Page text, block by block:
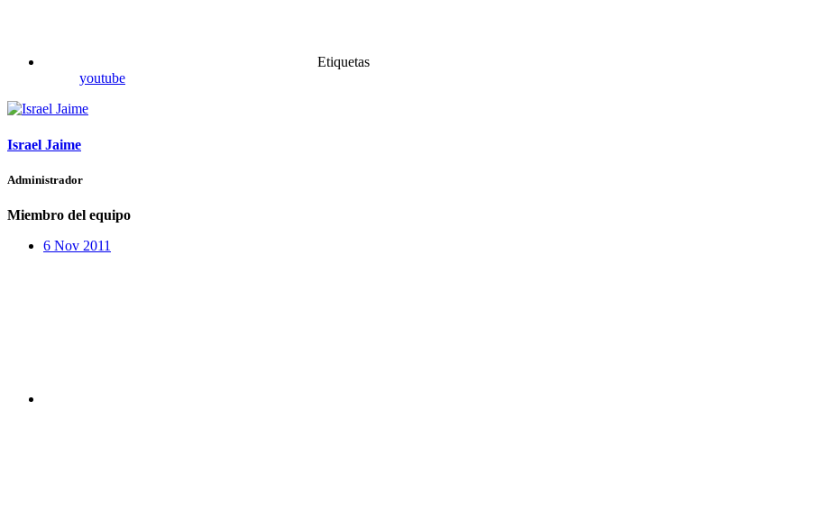
Etiquetas
youtube
Israel Jaime
Administrador
Miembro del equipo
6 Nov 2011